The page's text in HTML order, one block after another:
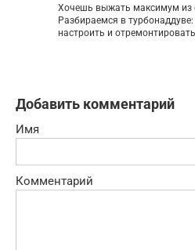
Хочешь выжать максимум из
Разбираемся в
настроить и
Добавить комментарий
Имя
Комментарий